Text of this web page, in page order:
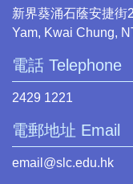
新界葵涌石蔭安捷街
Yam, Kwai Chung,
電話 Telephone
2429 1221
電郵地址 Email
email@slc.edu.hk